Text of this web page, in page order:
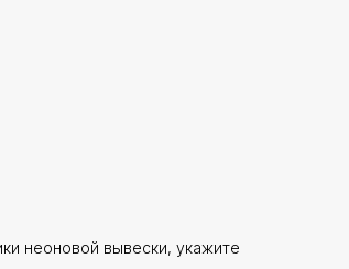
неоновой вывески, укажите